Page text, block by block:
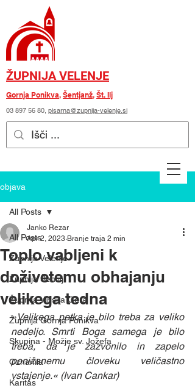
ŽUPNIJA VELENJE
Gornja Ponikva, Šentjanž, Št. Ilj
03 897 56 80, pisarna@zupnija-velenje.si
objava
All Posts
Župnija Velenje
Župnija Šentilj
Župnija Vinska Gora
Župnija Gornja Ponikva
Skupina - Možje sv. Jožefa
Oznanila
Karitas
All Posts
Toplo vabljeni k
doživetemu obhajanju
velikega tedna
Janko Rezar
Apr 2, 2023 Branje traja 2 min
»Velikega petka je bilo treba za veliko
nedeljo. Smrti Boga samega je bilo
treba, da je zazvonilo in zapelo
ponižanemu človeku veličastno
vstajenje.« (Ivan Cankar)